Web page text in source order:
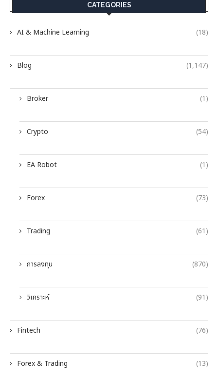
CATEGORIES
AI & Machine Learning (18)
Blog (1,147)
Broker (1)
Crypto (54)
EA Robot (1)
Forex (73)
Trading (61)
การลงทุน (870)
วิเคราะห์ (91)
Fintech (76)
Forex & Trading (13)